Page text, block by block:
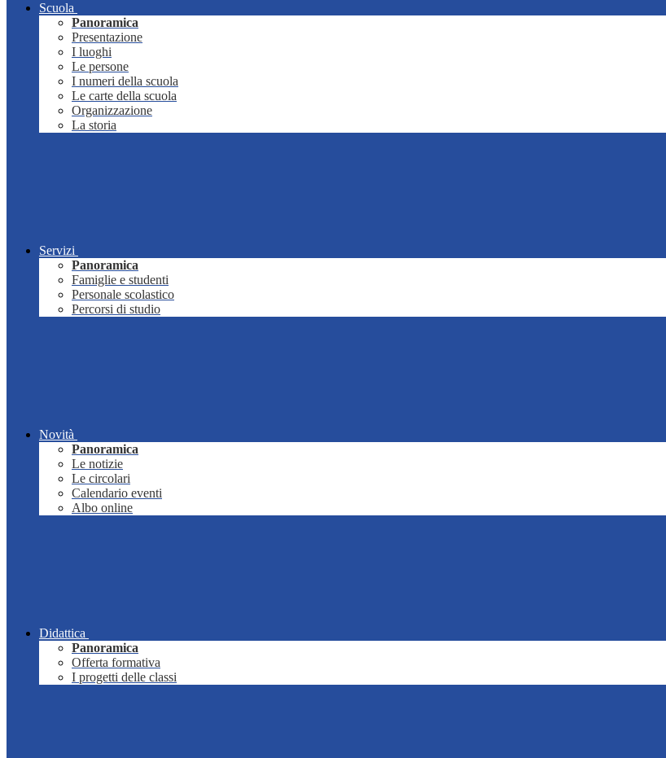
Scuola
Panoramica
Presentazione
I luoghi
Le persone
I numeri della scuola
Le carte della scuola
Organizzazione
La storia
Servizi
Panoramica
Famiglie e studenti
Personale scolastico
Percorsi di studio
Novità
Panoramica
Le notizie
Le circolari
Calendario eventi
Albo online
Didattica
Panoramica
Offerta formativa
I progetti delle classi